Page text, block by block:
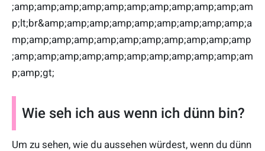
;amp;amp;amp;amp;amp;amp;amp;amp;amp;amp;am
p;lt;br&amp;amp;amp;amp;amp;amp;amp;amp;amp;a
mp;amp;amp;amp;amp;amp;amp;amp;amp;amp;amp
;amp;amp;amp;amp;amp;amp;amp;amp;amp;amp;am
p;amp;gt;
Wie seh ich aus wenn ich dünn bin?
Um zu sehen, wie du aussehen würdest, wenn du dünn